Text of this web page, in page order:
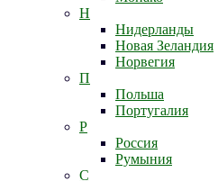
Н
Нидерланды
Новая Зеландия
Норвегия
П
Польша
Португалия
Р
Россия
Румыния
С